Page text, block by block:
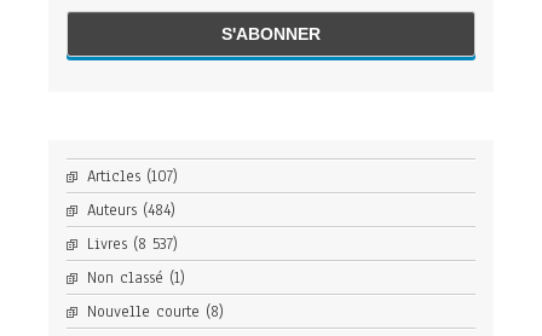
Articles (107)
Auteurs (484)
Livres (8 537)
Non classé (1)
Nouvelle courte (8)